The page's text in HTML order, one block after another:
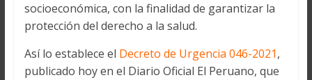
socioeconómica, con la finalidad de garantizar la
protección del derecho a la salud.
Así lo establece el Decreto de Urgencia 046-2021,
publicado hoy en el Diario Oficial El Peruano, que